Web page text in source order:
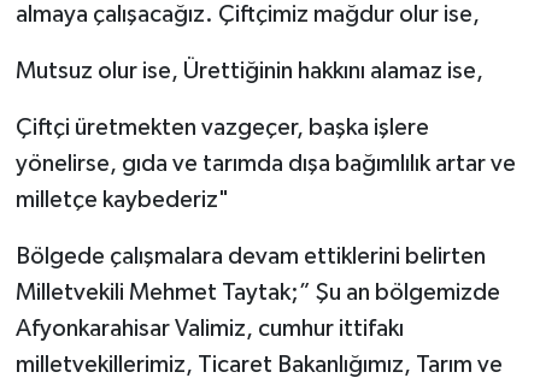
almaya çalışacağız. Çiftçimiz mağdur olur ise,
Mutsuz olur ise, Ürettiğinin hakkını alamaz ise,
Çiftçi üretmekten vazgeçer, başka işlere
yönelirse, gıda ve tarımda dışa bağımlılık artar ve
milletçe kaybederiz"
Bölgede çalışmalara devam ettiklerini belirten
Milletvekili Mehmet Taytak;” Şu an bölgemizde
Afyonkarahisar Valimiz, cumhur ittifakı
milletvekillerimiz, Ticaret Bakanlığımız, Tarım ve